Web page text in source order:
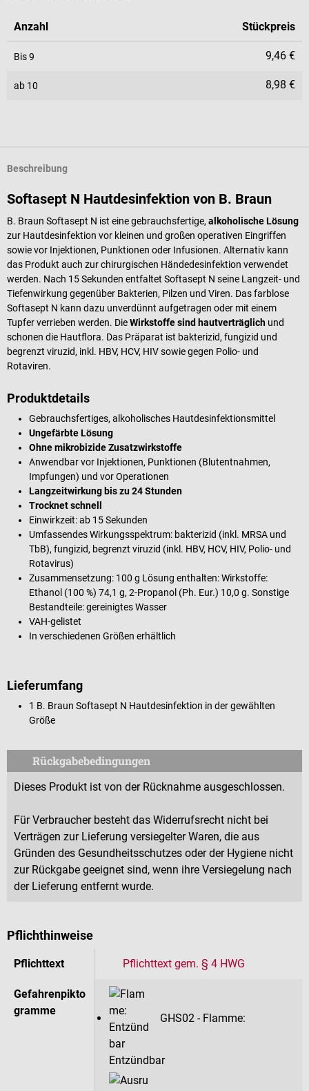
Anzahl Stückpreis
Bis9 9,46 €
ab 10 8,98 €
Beschreibung
Softasept N Hautdesinfektion von B. Braun
B. Braun Softasept N ist eine gebrauchsfertige, alkoholische Lösung
zur Hautdesinfektion vor kleinen und großen operativen Eingriffen
sowie vor Injektionen, Punktionen oder Infusionen. Alternativ kann
das Produkt auch zur chirurgischen Händedesinfektion verwendet
werden. Nach 15 Sekunden entfaltet Softasept N seine Langzeit- und
Tiefenwirkung gegenüber Bakterien, Pilzen und Viren. Das farblose
Softasept N kann dazu unverdünnt aufgetragen oder mit einem
Tupfer verrieben werden. DieWirkstoffe sind hautverträglich und
schonen die Hautflora. Das Präparat ist bakterizid, fungizid und
begrenzt viruzid, inkl. HBV, HCV, HIV sowie gegen Polio- und
Rotaviren.
Produktdetails
Gebrauchsfertiges, alkoholisches Hautdesinfektionsmittel
Ungefärbte Lösung
Ohne mikrobizide Zusatzwirkstoffe
Anwendbar vor Injektionen, Punktionen (Blutentnahmen,
Impfungen) und vor Operationen
Langzeitwirkung bis zu 24 Stunden
Trocknet schnell
Einwirkzeit: ab 15 Sekunden
Umfassendes Wirkungsspektrum: bakterizid (inkl. MRSA und
TbB), fungizid, begrenzt viruzid (inkl. HBV, HCV, HIV, Polio- und
Rotavirus)
Zusammensetzung: 100 g Lösung enthalten: Wirkstoffe:
Ethanol (100 %) 74,1 g, 2-Propanol (Ph. Eur.) 10,0 g. Sonstige
Bestandteile: gereinigtes Wasser
VAH-gelistet
In verschiedenen Größen erhältlich
Lieferumfang
1 B. Braun Softasept N Hautdesinfektion in der gewählten
Größe
Rückgabebedingungen
Dieses Produkt ist von der Rücknahme ausgeschlossen.
Für Verbraucher besteht das Widerrufsrecht nicht bei
Verträgen zur Lieferung versiegelter Waren, die aus
Gründen des Gesundheitsschutzes oder der Hygiene nicht
zur Rückgabe geeignet sind, wenn ihre Versiegelung nach
der Lieferung entfernt wurde.
Pflichthinweise
Pflichttext Pflichttext gem. § 4 HWG
Gefahrenpikto
gramme
GHS02 - Flamme:
Entzündbar